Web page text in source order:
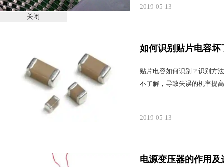
2019-05-13
如何识别贴片电容坏
贴片电容如何识别？识别方
不了解，导致失误的机率提
2019-05-13
电源变压器的作用及
关闭